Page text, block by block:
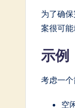
in
为了确
案很可能
示例
考虑一
空